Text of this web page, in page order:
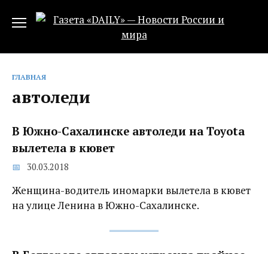
ГЛАВНАЯ
автоледи
В Южно-Сахалинске автоледи на Toyota
вылетела в кювет
30.03.2018
Женщина-водитель иномарки вылетела в кювет
на улице Ленина в Южно-Сахалинске.